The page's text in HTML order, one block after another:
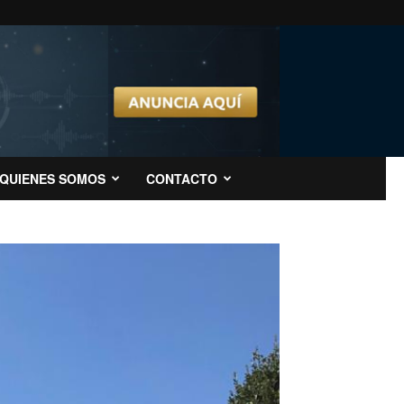
QUIENES SOMOS CONTACTO